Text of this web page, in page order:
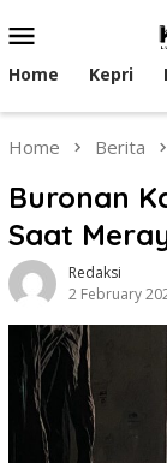
to
contentMenu
Home Kepri
Home Berita
Buronan
Saat
Redaksi
2 February